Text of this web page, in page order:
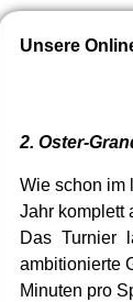
Unsere
2. Oster-
Wie schon im
Jahr komplett
Das Turnier
ambitionierte
Minuten pro